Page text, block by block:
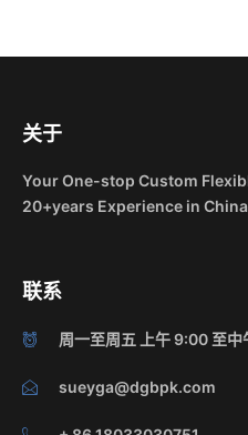
关于
Your One-stop Custom
20+years Experience in China
联系
周一至周五 上午 9:00 至中
sueyga@dgbpk.com